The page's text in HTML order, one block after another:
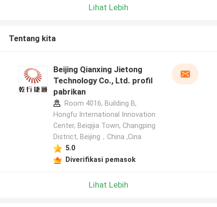
Lihat Lebih
Tentang kita
Beijing Qianxing Jietong
Technology Co., Ltd. profil
pabrikan
Room 4016, Building B,
Hongfu International Innovation
Center, Beiqijia Town, Changping
District, Beijing，China ,Cina
5.0
Diverifikasi pemasok
Lihat Lebih